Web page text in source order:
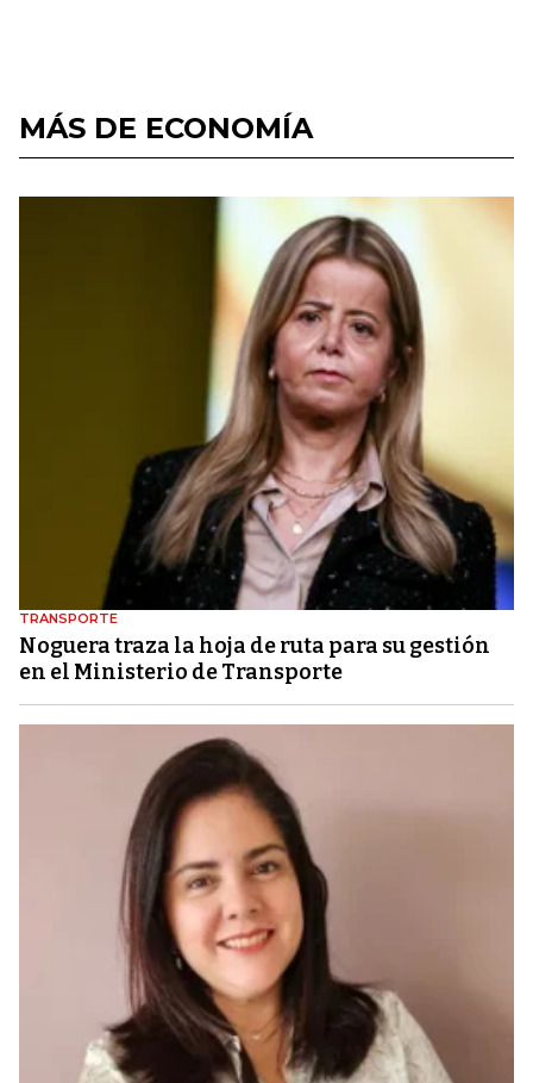
MÁS DE ECONOMÍA
TRANSPORTE
Noguera traza la hoja de ruta para su gestión
en el Ministerio de Transporte